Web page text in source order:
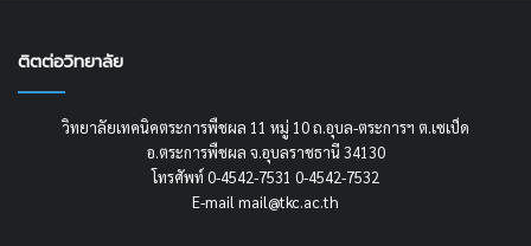
ติตต่อวิทยาลัย
วิทยาลัยเทคนิคตระการพืชผล 11 หมู่ 10 ถ.อุบล-ตระการฯ ต.เซเป็ด
อ.ตระการพืชผล จ.อุบลราชธานี 34130
โทรศัพท์ 0-4542-7531 0-4542-7532
E-mail mail@tkc.ac.th